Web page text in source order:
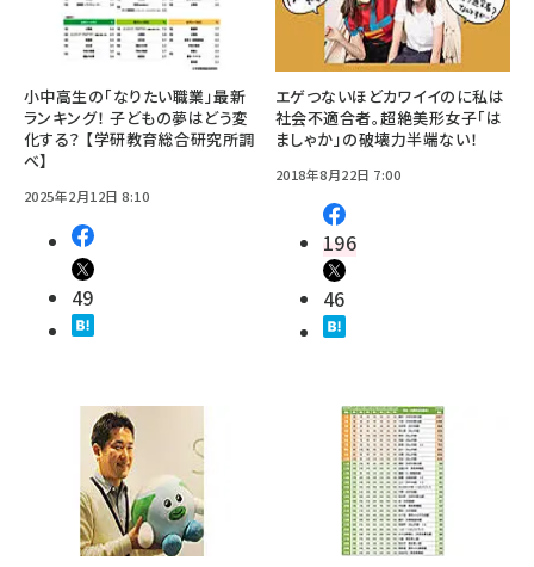
小中高生の「なりたい職業」最新
ランキング！ 子どもの夢はどう変
化する？ 【学研教育総合研究所調
べ】
2025年2月12日 8:10
49
エゲつないほどカワイイのに私は
社会不適合者。超絶美形女子「は
ましゃか」の破壊力半端ない！
2018年8月22日 7:00
196
46